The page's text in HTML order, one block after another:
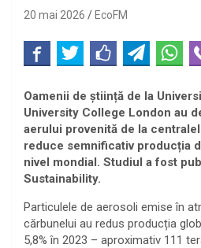
20 mai 2026 EcoFM
Oamenii de știință de la
University College London au
aerului provenită de la
reduce semnificativ producția
nivel mondial. Studiul a fost
Sustainability.
Particulele de aerosoli emise în
cărbunelui au redus producția
5,8% în 2023 – aproximativ 111